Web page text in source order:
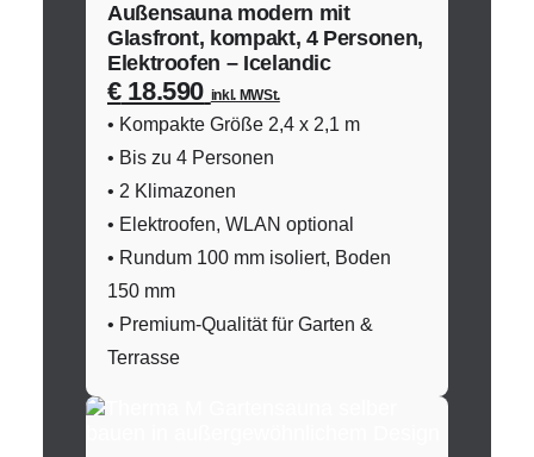
Außensauna modern mit
Glasfront, kompakt, 4 Personen,
Elektroofen – Icelandic
€18.590 inkl. MWSt.
• Kompakte Größe 2,4 x 2,1 m
• Bis zu 4 Personen
• 2 Klimazonen
• Elektroofen, WLAN optional
• Rundum 100 mm isoliert, Boden
150 mm
• Premium-Qualität für Garten &
Terrasse